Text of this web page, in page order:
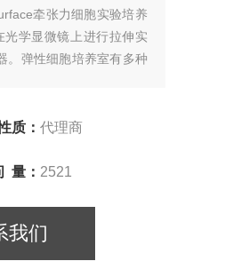
牵张力细胞实验培养
光学显微镜上进行拉伸实
。弹性细胞培养室有多种
质：代理商
量： 2521
我们